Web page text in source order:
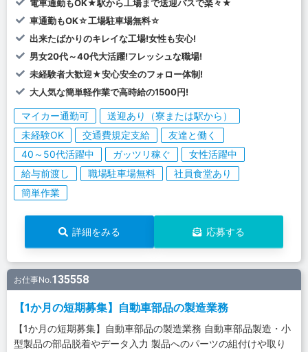
電車通勤もOK★駅から工場まで送迎バスで楽々★
車通勤もOK☆工場駐車場無料☆
出来たばかりのキレイな工場!女性も安心!
男女20代～40代大活躍!フレッシュな職場!
未経験者大歓迎★安心安全のフォロー体制!
大人気な簡単軽作業で高時給の1500円!
マイカー通勤可
送迎あり（寮または駅から）
未経験OK
交通費規定支給
友達と働く
40～50代活躍中
ガッツリ稼ぐ
女性活躍中
給与前渡し
職場駐車場無料
社員食堂あり
簡単作業
詳細をみる 応募する
お仕事No.135558
【1か月の短期募集】自動車部品の製造業務
【1か月の短期募集】自動車部品の製造業務 自動車部品製造・小
型製品の部品脱着やデータ入力 製品へのパーツの組付けや取り